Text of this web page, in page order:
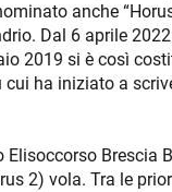
anche
Dal 6 aprile
2019 si è così
cui ha iniziato a
Brescia
2) vola. Tra le